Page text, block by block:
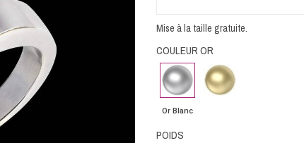
Mise à la taille gratuite.
COULEUR OR
Or
Blanc
Or Blanc
Or
Jaune
POIDS